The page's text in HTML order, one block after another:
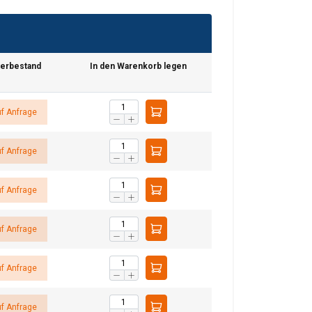
In den Warenkorb legen
Anfrage
Anfrage
Anfrage
Anfrage
Anfrage
Anfrage
ENGLISH TRANSLATION
zu
Werbe- und
die Sie ihnen
Unklassifizierte